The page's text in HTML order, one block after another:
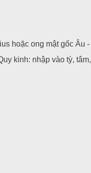
hoặc ong mật gốc Âu
kinh: nhập vào tỳ,